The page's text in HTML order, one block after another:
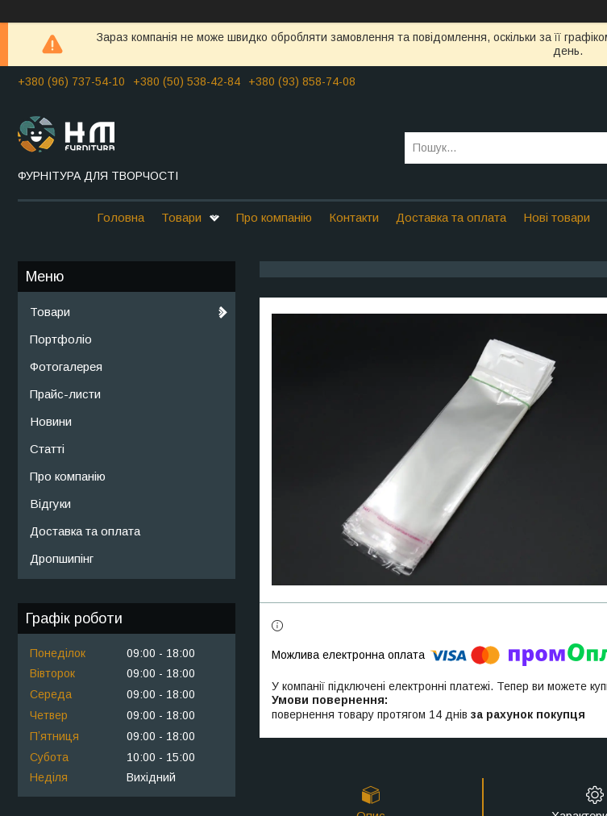
Зараз компанія не може швидко обробляти замовлення та повідомлення, оскільки за її
день.
+380 (96) 737-54-10 +380 (50) 538-42-84 +380 (93) 858-74-08
ФУРНІТУРА ДЛЯ ТВОРЧОСТІ
Головна Товари Про компанію Контакти Доставка та оплата Нові товари
У компанії підключені електронні платежі. Тепер ви можете
повернення товару протягом 14 днів за рахунок покупця
Товари
Портфоліо
Фотогалерея
Прайс-листи
Новини
Статті
Про компанію
Відгуки
Доставка та оплата
Дропшипінг
Графік роботи
Понеділок 09:00
18:00
Вівторок
09:00
18:00
Середа
09:00
18:00
Четвер
09:00
18:00
Пʼятниця
09:00
18:00
Субота
10:00
15:00
Неділя
Вихідний